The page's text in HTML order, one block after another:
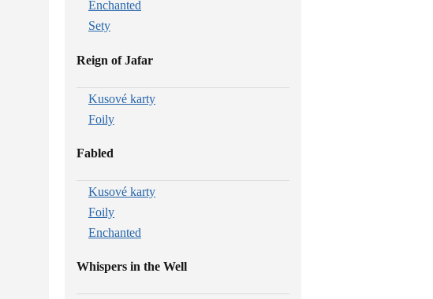
Enchanted
Sety
Reign of Jafar
Kusové karty
Foily
Fabled
Kusové karty
Foily
Enchanted
Whispers in the Well